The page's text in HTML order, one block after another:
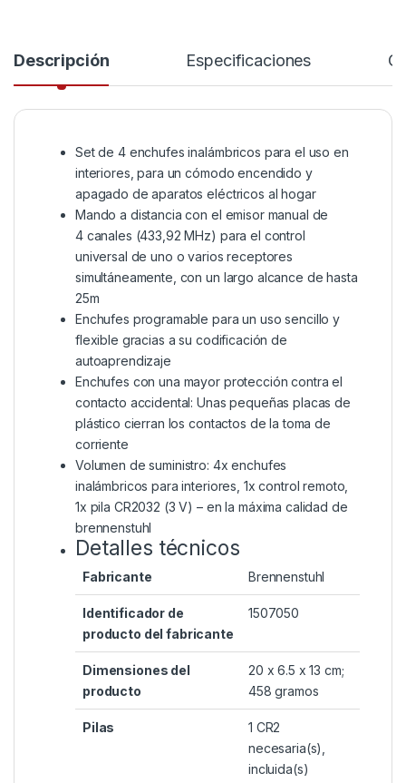
Descripción Especificaciones
Set de 4 enchufes inalámbricos para el uso en
interiores, para un cómodo encendido y
apagado de aparatos eléctricos al hogar
Mando a distancia con el emisor manual de
4 canales (433,92 MHz) para el control
universal de uno o varios receptores
simultáneamente, con un largo alcance de hasta
25m
Enchufes programable para un uso sencillo y
flexible gracias a su codificación de
autoaprendizaje
Enchufes con una mayor protección contra el
contacto accidental: Unas pequeñas placas de
plástico cierran los contactos de la toma de
corriente
Volumen de suministro: 4x enchufes
inalámbricos para interiores, 1x control remoto,
1x pila CR2032 (3 V) – en la máxima calidad de
brennenstuhl
Detalles técnicos
Fabricante ‎Brennenstuhl
Identificador de
producto del fabricante
‎1507050
Dimensiones del
producto
‎20 x 6.5 x 13 cm;
458 gramos
Pilas
‎1 CR2
necesaria(s),
incluida(s)